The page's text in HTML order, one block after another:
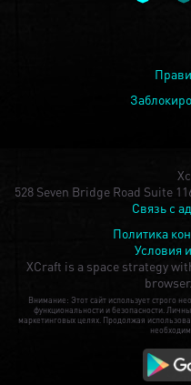
528 Seven Bridge Road Suite
Связь с
Политика
Условия
XCraft is a space strategy
browser.
Внимание: Этот сайт использует строго
функциональности и безопасности.
маркетинговых целях. Продолжая